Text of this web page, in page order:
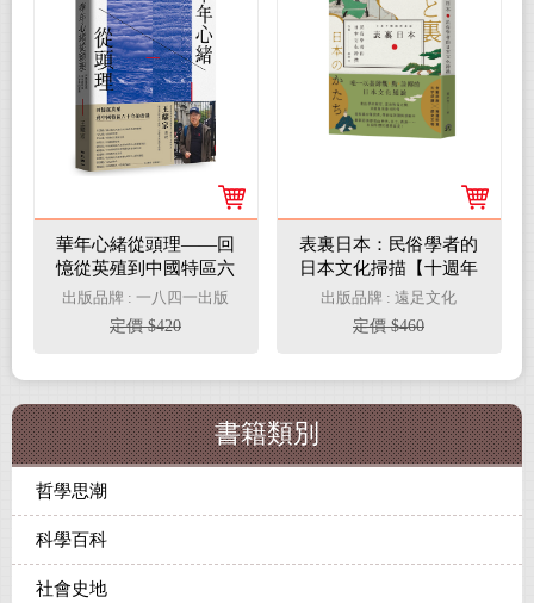
華年心緒從頭理——回
憶從英殖到中國特區六
十年的香港
出版品牌 : 一八四一出版
定價 $420
表裏日本：民俗學者的
日本文化掃描【十週年
暢銷新編版】
出版品牌 : 遠足文化
定價 $460
書籍類別
哲學思潮
科學百科
社會史地